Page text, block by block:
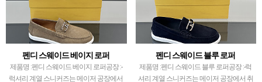
펜디 스웨이드 베이지 로퍼
제품명 :펜디 스웨이드 베이지 로퍼공장 :-
럭셔리 계열 스니커즈는 메이저 공장에서
펜디 스웨이드 블루 로퍼
제품명 :펜디 스웨이드 블루 로퍼공장 :-럭
셔리 계열 스니커즈는 메이저 공장에서 취